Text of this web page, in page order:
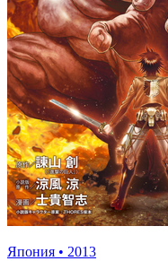
Япония • 2013